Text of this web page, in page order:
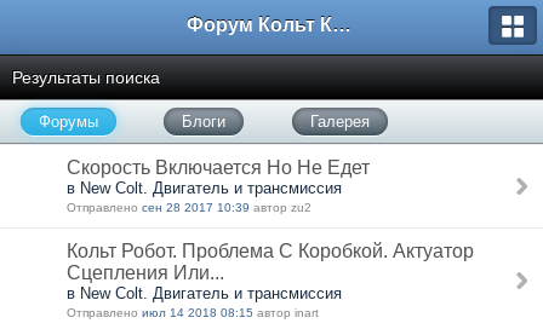
Форум Кольт Клуб
Результаты поиска
Форумы Блоги Галерея
Скорость Включается Но Не Едет
в New Colt. Двигатель и трансмиссия
Отправлено сен 28 2017 10:39 автор zu2
Кольт Робот. Проблема С Коробкой. Актуатор
Сцепления Или...
в New Colt. Двигатель и трансмиссия
Отправлено июл 14 2018 08:15 автор inart